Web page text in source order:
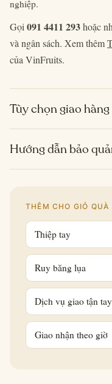
nghiệp.
Gọi 091 4411 293hoặc
và ngân sách. Xem thêm
của VinFruits.
Tùy chọn giao hàng
Hướng dẫn bảo
THÊM CHO GIỎ QUÀ
Thiệp tay
Ruy băng lụa
Dịch vụ giao tận tay
Giao nhận theo giờ